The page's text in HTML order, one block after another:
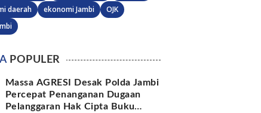
daerah
ekonomi Jambi
OJK
POPULER
Massa AGRESI Desak Polda Jambi
Percepat Penanganan Dugaan
Pelanggaran Hak Cipta Buku